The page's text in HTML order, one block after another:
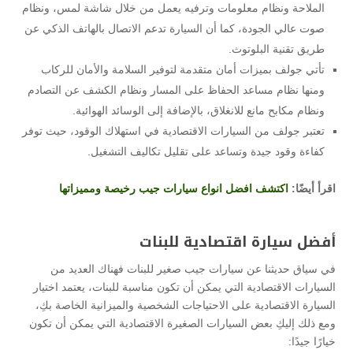
الملاحة ونظام معلومات وترفيه يعمل من خلال شاشة لمس، ونظام
صوت عالي الجودة، كما أن السيارة تدعم الاتصال بالهاتف الذكي عن
طريق تقنية البلوتوث.
تأتي جولف بميزات أمان متقدمة لتوفير السلامة والأمان للركاب
ومنها نظام مساعد الحفاظ على المسار ونظام الكشف عن التصادم
ونظام مكابح مانع للانغلاق، بالإضافة إلى الوسائد الهوائية.
تعتبر جولف من السيارات الاقتصادية في استهلاك الوقود، حيث توفر
كفاءة وقود جيدة وتساعد على تقليل تكاليف التشغيل.
اقرأ أيضًا: اكتشف افضل انواع سيارات جيب رخيصة ومميزاتها
أفضل سيارة اقتصادية للبنات
في سياق حديثنا عن سيارات جيب صغير للبنات فهناك العديد من
السيارات الاقتصادية التي يمكن أن تكون مناسبة للبنات، يعتمد اختيار
السيارة الاقتصادية على الاحتياجات الشخصية والميزانية الخاصة بكِ،
ومع ذلك إليكِ بعض السيارات الصغيرة الاقتصادية التي يمكن أن تكون
خيارًا جيدًا: